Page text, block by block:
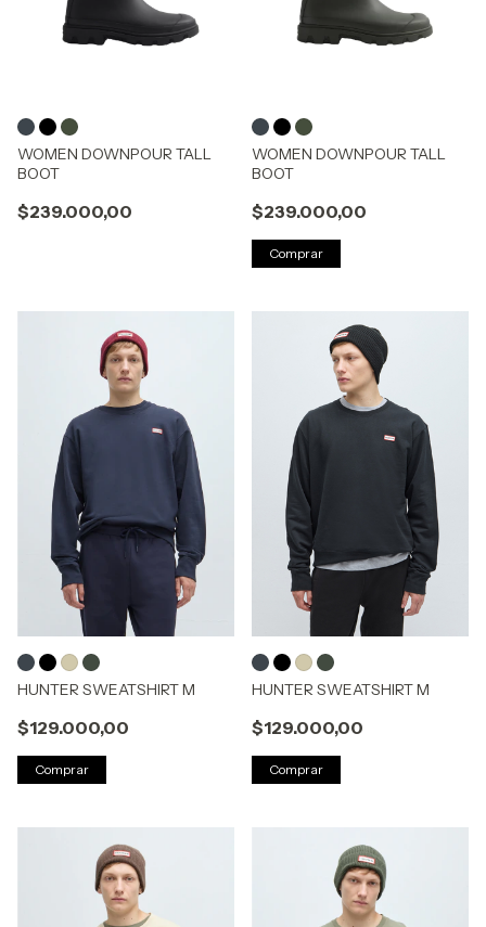
WOMEN DOWNPOUR TALL
BOOT
$239.000,00
WOMEN DOWNPOUR TALL
BOOT
$239.000,00
Comprar
HUNTER SWEATSHIRT M
$129.000,00
Comprar
HUNTER SWEATSHIRT M
$129.000,00
Comprar